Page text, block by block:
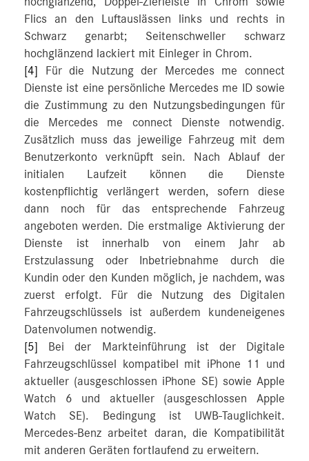
Flics an den Luftauslässen links und rechts in
Schwarz genarbt; Seitenschweller schwarz
hochglänzend lackiert mit Einleger in Chrom.
[4]
Für die Nutzung der Mercedes me connect
Dienste ist eine persönliche Mercedes me ID sowie
die Zustimmung zu den Nutzungsbedingungen für
die Mercedes me connect Dienste notwendig.
Zusätzlich muss das jeweilige Fahrzeug mit dem
Benutzerkonto verknüpft sein. Nach Ablauf der
initialen Laufzeit können die Dienste
kostenpflichtig verlängert werden, sofern diese
dann noch für das entsprechende Fahrzeug
angeboten werden. Die erstmalige Aktivierung der
Dienste ist innerhalb von einem Jahr ab
Erstzulassung oder Inbetriebnahme durch die
Kundin oder den Kunden möglich, je nachdem, was
zuerst erfolgt. Für die Nutzung des Digitalen
Fahrzeugschlüssels ist außerdem kundeneigenes
Datenvolumen notwendig.
[5]
Bei der Markteinführung ist der Digitale
Fahrzeugschlüssel kompatibel mit iPhone 11 und
aktueller (ausgeschlossen iPhone SE) sowie Apple
Watch 6 und aktueller (ausgeschlossen Apple
Watch SE). Bedingung ist UWB-Tauglichkeit.
Mercedes-Benz arbeitet daran, die Kompatibilität
mit anderen Geräten fortlaufend zu erweitern.